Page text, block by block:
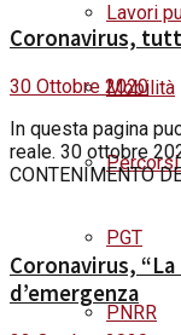
Lavori
Mobilità
PGT
PNRR
Coronavirus,
30 Ottobre 2020
In questa pagina
reale. 30 ottobre
CONTENIMENTO
Coronavirus,
d’emergenza